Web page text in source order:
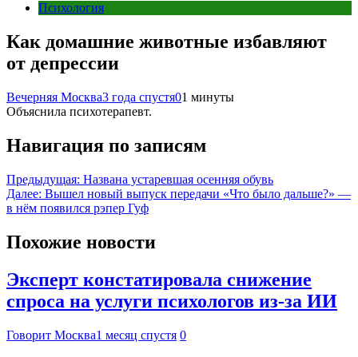
Психология
Как домашние животные избавляют
от депрессии
Вечерняя Москва3 года спустя01 минуты
Объяснила психотерапевт.
Навигация по записям
Предыдущая: Названа устаревшая осенняя обувь
Далее: Вышел новый выпуск передачи «Что было дальше?» —
в нём появился рэпер Гуф
Похожие новости
Эксперт констатировала снижение
спроса на услуги психологов из-за ИИ
Говорит Москва1 месяц спустя 0